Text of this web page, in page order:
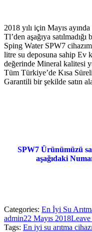
2018 yılı için Mayıs
Tl’den aşağıya
Sping Water SPW7
litre su deposuna sahip Ev
değerinde Mineral kalitesi
Tüm Türkiye’de Kısa
Garantili bir şekilde satın
SPW7 Ürünümüzü
aşağıdaki
Categories: En İyi Su
admin22 Mayıs 2018Leave
Tags: En iyi su arıtma cihazı